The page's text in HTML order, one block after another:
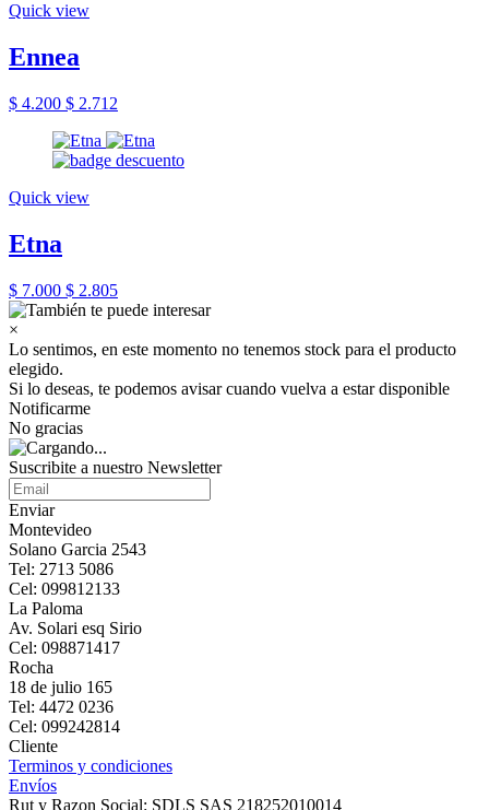
Quick view
Ennea
$ 4.200 $ 2.712
Quick view
Etna
$ 7.000 $ 2.805
×
Lo sentimos, en este momento no tenemos stock para el producto
elegido.
Si lo deseas, te podemos avisar cuando vuelva a estar disponible
Notificarme
No gracias
Suscribite a nuestro Newsletter
Enviar
Montevideo
Solano Garcia 2543
Tel: 2713 5086
Cel: 099812133
La Paloma
Av. Solari esq Sirio
Cel: 098871417
Rocha
18 de julio 165
Tel: 4472 0236
Cel: 099242814
Cliente
Terminos y condiciones
Envíos
Rut y Razon Social: SDLS SAS 218252010014